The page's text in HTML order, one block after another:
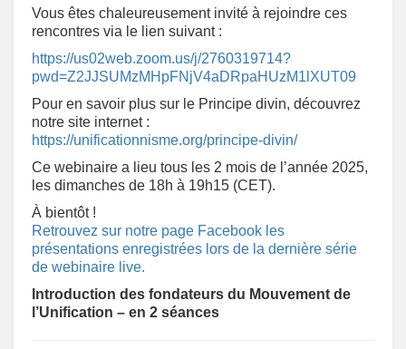
Vous êtes chaleureusement invité à rejoindre ces
rencontres via le lien suivant :
https://us02web.zoom.us/j/2760319714?
pwd=Z2JJSUMzMHpFNjV4aDRpaHUzM1lXUT09
Pour en savoir plus sur le Principe divin, découvrez
notre site internet :
https://unificationnisme.org/principe-divin/
Ce webinaire a lieu tous les 2 mois de l’année 2025,
les dimanches de 18h à 19h15 (CET).
À bientôt !
Retrouvez sur notre page Facebook les
présentations enregistrées lors de la dernière série
de webinaire live.
Introduction des fondateurs du Mouvement de
l’Unification – en 2 séances